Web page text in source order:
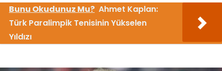
Bunu Okudunuz Mu? Ahmet Kaplan:
Türk Paralimpik Tenisinin Yükselen
Yıldızı